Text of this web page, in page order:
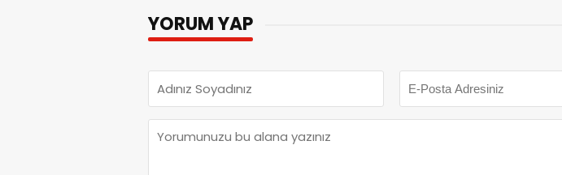
YORUM YAP